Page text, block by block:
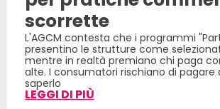
scorrette
L'AGCM contesta che i programmi
presentino le strutture come
mentre in realtà premiano chi paga
alte. I consumatori rischiano di pagare
saperlo
LEGGI DI PIÙ